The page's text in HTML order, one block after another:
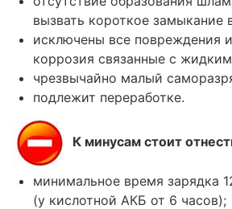
вызвать короткое замыкание
исключены все повреждения и
коррозия связанные с
чрезвычайно малый
подлежит переработке.
К минусам стоит
минимальное время зарядка
(у кислотной АКБ от 6 часов);